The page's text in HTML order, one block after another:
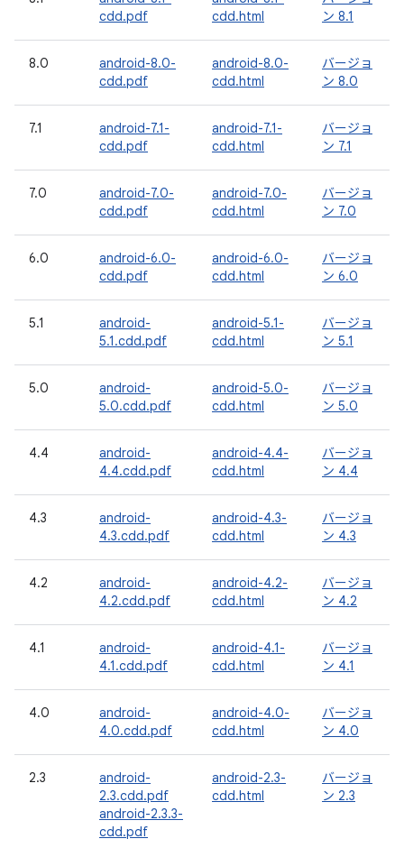
cdd.pdf
cdd.html
ン 8.1
8.0
android-8.0-
cdd.pdf
android-8.0-
cdd.html
バージョ
ン 8.0
7.1
android-7.1-
cdd.pdf
android-7.1-
cdd.html
バージョ
ン 7.1
7.0
android-7.0-
cdd.pdf
android-7.0-
cdd.html
バージョ
ン 7.0
6.0
android-6.0-
cdd.pdf
android-6.0-
cdd.html
バージョ
ン 6.0
5.1
android-
5.1.cdd.pdf
android-5.1-
cdd.html
バージョ
ン 5.1
5.0
android-
5.0.cdd.pdf
android-5.0-
cdd.html
バージョ
ン 5.0
4.4
android-
4.4.cdd.pdf
android-4.4-
cdd.html
バージョ
ン 4.4
4.3
android-
4.3.cdd.pdf
android-4.3-
cdd.html
バージョ
ン 4.3
4.2
android-
4.2.cdd.pdf
android-4.2-
cdd.html
バージョ
ン 4.2
4.1
android-
4.1.cdd.pdf
android-4.1-
cdd.html
バージョ
ン 4.1
4.0
android-
4.0.cdd.pdf
android-4.0-
cdd.html
バージョ
ン 4.0
2.3
android-
2.3.cdd.pdf
android-2.3.3-
cdd.pdf
android-2.3-
cdd.html
バージョ
ン 2.3